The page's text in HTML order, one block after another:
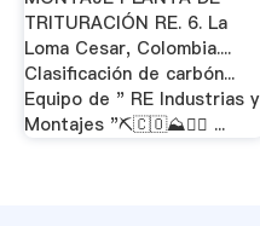
TRITURACIÓN RE. 6. La
Loma Cesar, Colombia....
Clasificación de carbón...
Equipo de " RE Industrias y
Montajes "⛏️🇨🇴⛰️👷‍♂️ ...